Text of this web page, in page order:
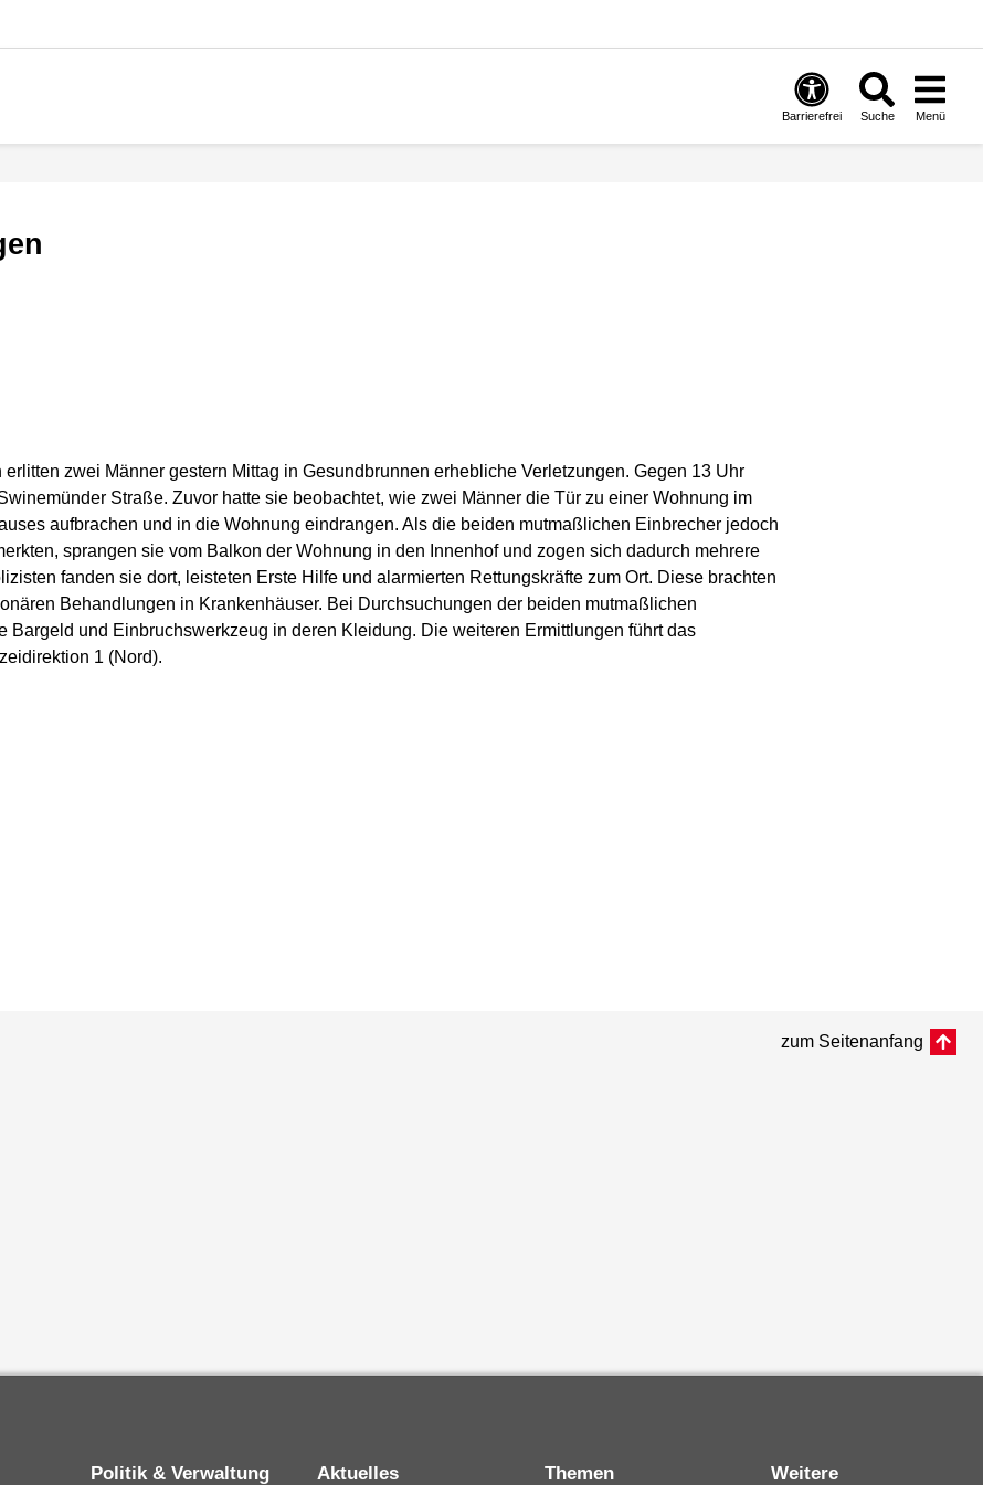
Barrierefrei Suche Menü
zwei Männer gestern Mittag in Gesundbrunnen erhebliche Verletzungen. Gegen 13 Uhr
Straße. Zuvor hatte sie beobachtet, wie zwei Männer die Tür zu einer Wohnung im
aufbrachen und in die Wohnung eindrangen. Als die beiden mutmaßlichen Einbrecher jedoch
sprangen sie vom Balkon der Wohnung in den Innenhof und zogen sich dadurch mehrere
fanden sie dort, leisteten Erste Hilfe und alarmierten Rettungskräfte zum Ort. Diese brachten
Behandlungen in Krankenhäuser. Bei Durchsuchungen der beiden mutmaßlichen
Bargeld und Einbruchswerkzeug in deren Kleidung. Die weiteren Ermittlungen führt das
1 (Nord).
zum Seitenanfang
Politik & Verwaltung Aktuelles Themen Weitere